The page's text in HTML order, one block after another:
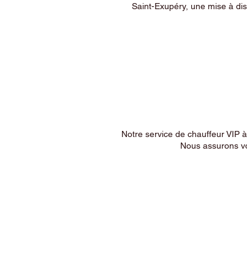
Saint-Exupéry, une mise à
Notre service de chauffeur VIP
Nous assurons